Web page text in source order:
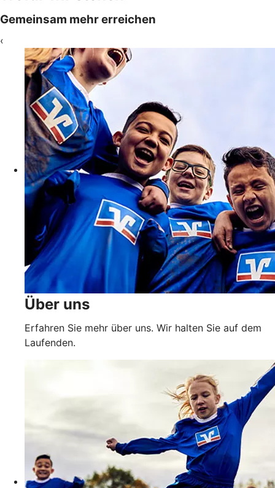
Gemeinsam mehr erreichen
‹
Über uns
Erfahren Sie mehr über uns. Wir halten Sie auf dem
Laufenden.